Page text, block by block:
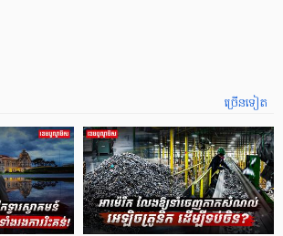
ច្រើនទៀត